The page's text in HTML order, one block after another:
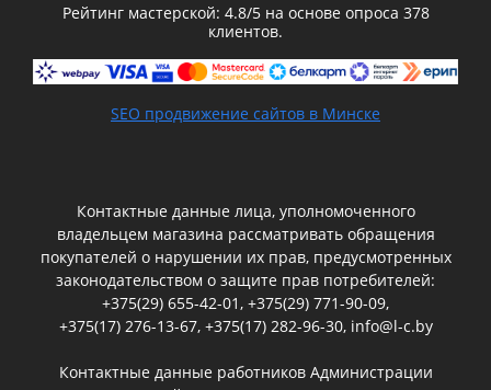
Рейтинг мастерской: 4.8/5 на основе опроса 378
клиентов.
SEO продвижение сайтов в Минске
Контактные данные лица, уполномоченного
владельцем магазина рассматривать обращения
покупателей о нарушении их прав, предусмотренных
законодательством о защите прав потребителей:
+375(29) 655-42-01, +375(29) 771-90-09,
+375(17) 276-13-67, +375(17) 282-96-30, info@l-c.by
Контактные данные работников Администрации